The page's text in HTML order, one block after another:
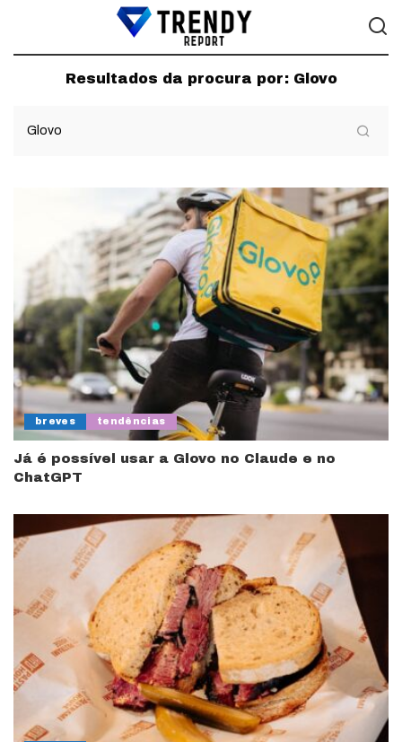
Resultados da procura por: Glovo
breves tendências
Já é possível usar a Glovo no Claude e no
ChatGPT